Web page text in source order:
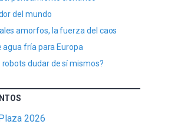
del mundo
amorfos, la fuerza del caos
agua fría para Europa
robots dudar de sí mismos?
2026